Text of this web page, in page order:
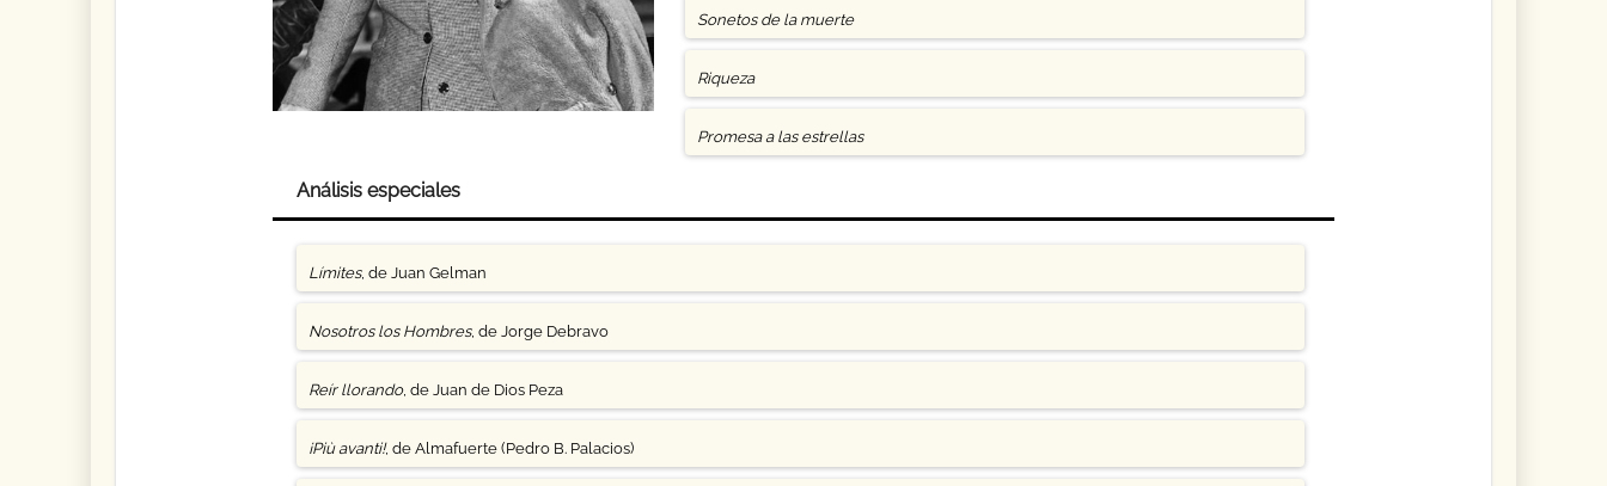
Sonetos de la muerte
Riqueza
Promesa a las estrellas
Análisis especiales
Límites, de Juan Gelman
Nosotros los Hombres, de Jorge Debravo
Reír llorando, de Juan de Dios Peza
¡Più avanti!, de Almafuerte (Pedro B. Palacios)